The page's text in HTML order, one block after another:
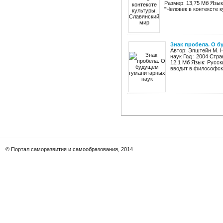
Размер: 13,75 Мб
"Человек в контексте
Знак пробела. О
Автор: Эпштейн М.
наук Год : 2004
12,1 Мб Язык:
вводит в
© Портал саморазвития и самообразования, 2014